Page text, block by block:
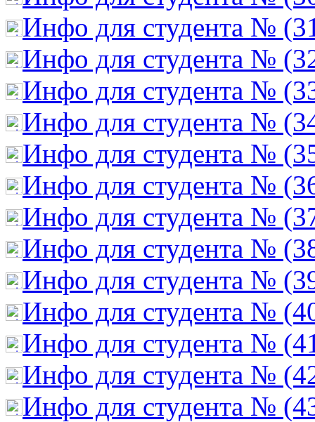
Инфо для студента №
Инфо для студента №
Инфо для студента №
Инфо для студента №
Инфо для студента №
Инфо для студента №
Инфо для студента №
Инфо для студента №
Инфо для студента №
Инфо для студента №
Инфо для студента №
Инфо для студента №
Инфо для студента №